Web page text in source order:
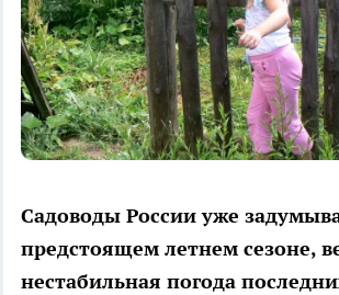
Садоводы России уже
предстоящем летнем сезоне,
нестабильная погода